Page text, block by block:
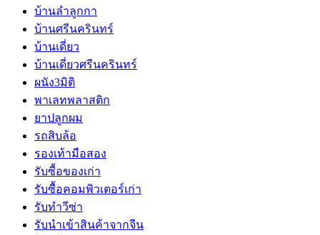
บ้านลำลูกกา
บ้านศรีนครินทร์
บ้านเดี่ยว
บ้านเดี่ยวศรีนครินทร์
ผนัง3มิติ
พาเลทพลาสติก
ยาปลูกผม
รถสิบล้อ
รองเท้ามือสอง
รับซื้อของเก่า
รับซื้อคอมพิวเตอร์เก่า
รับทำวีซ่า
รับนำเข้าสินค้าจากจีน